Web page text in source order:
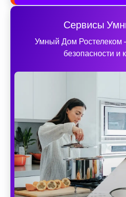
Сервисы
Умный Дом Ростелеком
безопасности и